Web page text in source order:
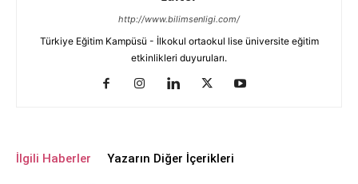
http://www.bilimsenligi.com/
Türkiye Eğitim Kampüsü - İlkokul ortaokul lise üniversite eğitim
etkinlikleri duyuruları.
İlgili Haberler Yazarın Diğer İçerikleri